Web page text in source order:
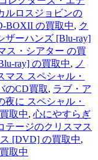
ルロスジョビンの
BOXII の買取中, ク
ザーハンズ [Blu-ray]
ス・シアター の買
ray] の買取中, ノ
マス スペシャル・
のCD買取, ラブ・ア
夜に スペシャル・
取中, 心にやすらぎ
テージのクリスマス
[DVD] の買取中,
取中